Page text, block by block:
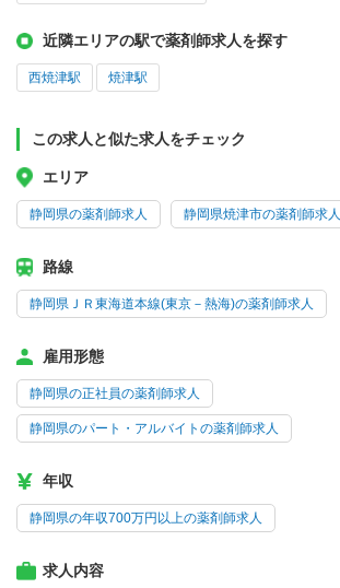
近隣エリアの駅で薬剤師求人を探す
西焼津駅 焼津駅
この求人と似た求人をチェック
エリア
静岡県の薬剤師求人 静岡県焼津市の薬剤師求人
路線
静岡県ＪＲ東海道本線(東京－熱海)の薬剤師求人
雇用形態
静岡県の正社員の薬剤師求人
静岡県のパート・アルバイトの薬剤師求人
年収
静岡県の年収700万円以上の薬剤師求人
求人内容